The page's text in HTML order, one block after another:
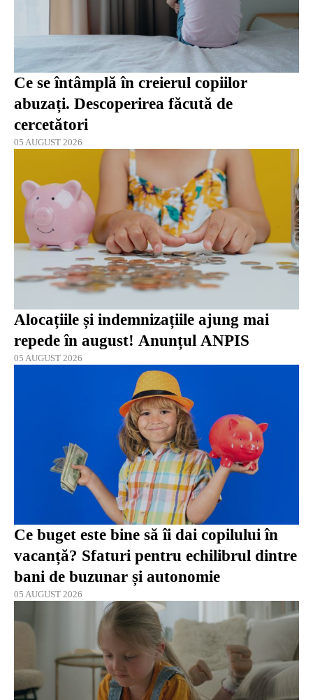
Ce se întâmplă în creierul copiilor
abuzați. Descoperirea făcută de
cercetători
05 AUGUST 2026
Alocațiile și indemnizațiile ajung mai
repede în august! Anunțul ANPIS
05 AUGUST 2026
Ce buget este bine să îi dai copilului în
vacanță? Sfaturi pentru echilibrul dintre
bani de buzunar și autonomie
05 AUGUST 2026